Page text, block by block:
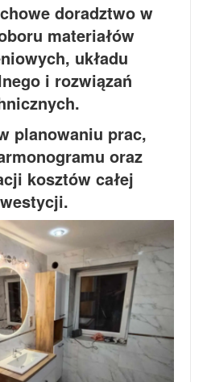
doradztwo w
materiałów
układu
i rozwiązań
planowaniu prac,
oraz
kosztów całej